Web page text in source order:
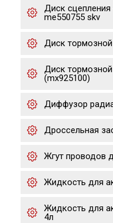
Диск
me550755 skv
Диск
Диск
(mx925100)
Диффузор
Дроссельная
Жгут проводов
Жидкость для
Жидкость для
4л